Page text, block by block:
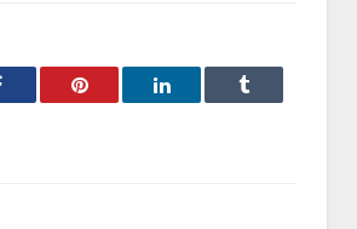
Facebook Pinterest LinkedIn Tumblr